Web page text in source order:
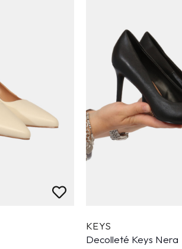
KEYS
Decolleté Keys Nera